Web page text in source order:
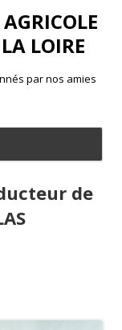
LOIRE
par nos amies
de